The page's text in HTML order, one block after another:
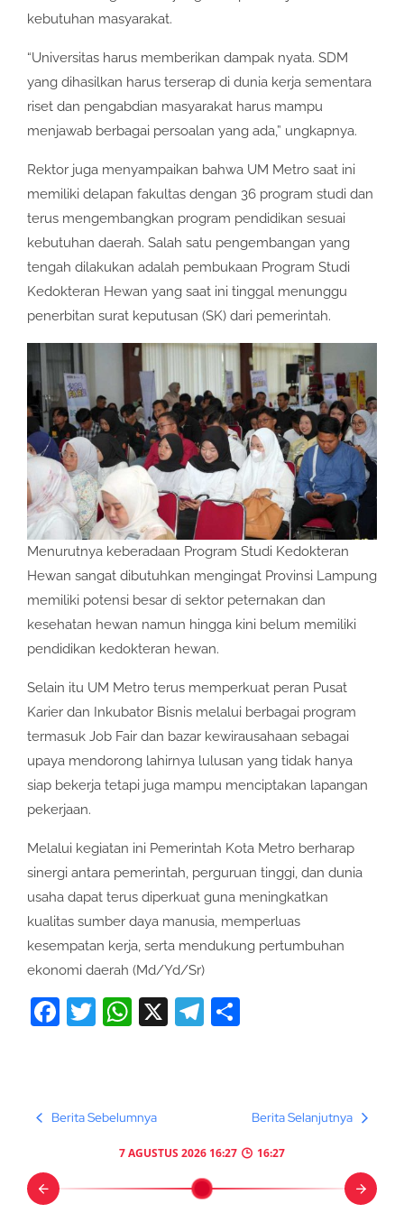
kebutuhan masyarakat.
“Universitas harus memberikan dampak nyata. SDM
yang dihasilkan harus terserap di dunia kerja sementara
riset dan pengabdian masyarakat harus mampu
menjawab berbagai persoalan yang ada,” ungkapnya.
Rektor juga menyampaikan bahwa UM Metro saat ini
memiliki delapan fakultas dengan 36 program studi dan
terus mengembangkan program pendidikan sesuai
kebutuhan daerah. Salah satu pengembangan yang
tengah dilakukan adalah pembukaan Program Studi
Kedokteran Hewan yang saat ini tinggal menunggu
penerbitan surat keputusan (SK) dari pemerintah.
Menurutnya keberadaan Program Studi Kedokteran
Hewan sangat dibutuhkan mengingat Provinsi Lampung
memiliki potensi besar di sektor peternakan dan
kesehatan hewan namun hingga kini belum memiliki
pendidikan kedokteran hewan.
Selain itu UM Metro terus memperkuat peran Pusat
Karier dan Inkubator Bisnis melalui berbagai program
termasuk Job Fair dan bazar kewirausahaan sebagai
upaya mendorong lahirnya lulusan yang tidak hanya
siap bekerja tetapi juga mampu menciptakan lapangan
pekerjaan.
Melalui kegiatan ini Pemerintah Kota Metro berharap
sinergi antara pemerintah, perguruan tinggi, dan dunia
usaha dapat terus diperkuat guna meningkatkan
kualitas sumber daya manusia, memperluas
kesempatan kerja, serta mendukung pertumbuhan
ekonomi daerah (Md/Yd/Sr)
Facebook
Twitter
WhatsApp
X Telegram
Berita Sebelumnya Berita Selanjutnya
7 AGUSTUS 2026 16:27 16:27